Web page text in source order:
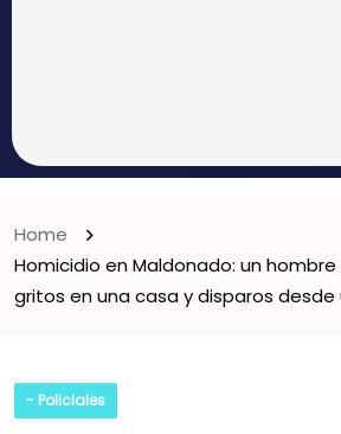
Home
Homicidio en Maldonado: un
gritos en una casa y disparos desde
- Policiales